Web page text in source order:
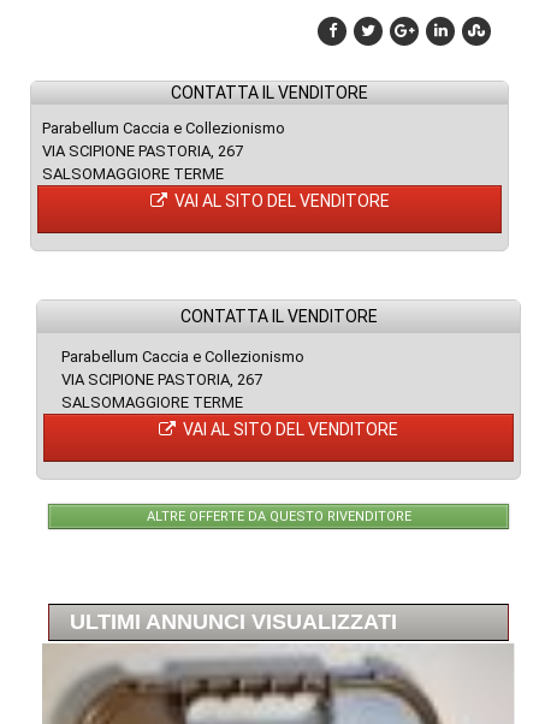
CONTATTA IL VENDITORE
Parabellum Caccia e Collezionismo
VIA SCIPIONE PASTORIA, 267
SALSOMAGGIORE TERME
VAI AL SITO DEL VENDITORE
CONTATTA IL VENDITORE
Parabellum Caccia e Collezionismo
VIA SCIPIONE PASTORIA, 267
SALSOMAGGIORE TERME
VAI AL SITO DEL VENDITORE
ALTRE OFFERTE DA QUESTO RIVENDITORE
ULTIMI ANNUNCI VISUALIZZATI